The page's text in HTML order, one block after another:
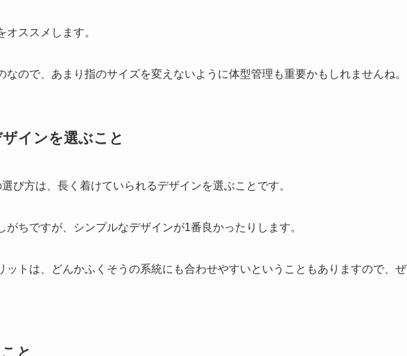
ススメします。
ので、あまり指のサイズを変えないように体型管理も重要かもしれませんね。
インを選ぶこと
び方は、長く着けていられるデザインを選ぶことです。
ちですが、シンプルなデザインが1番良かったりします。
ットは、どんかふくそうの系統にも合わせやすいということもありますので、ぜ
と